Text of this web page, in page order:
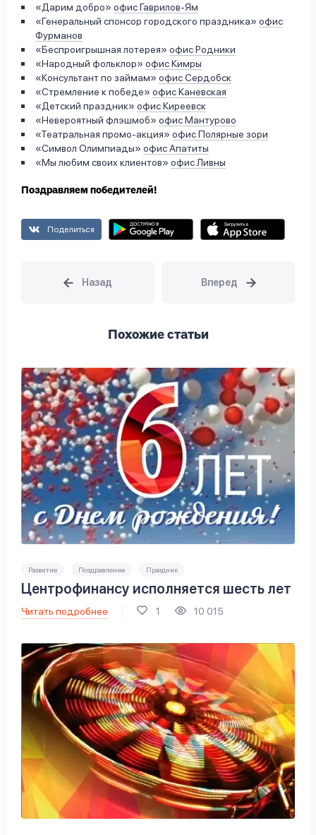
«Дарим добро» офис Гаврилов-Ям
«Генеральный спонсор городского праздника» офис
Фурманов
«Беспроигрышная лотерея» офис Родники
«Народный фольклор» офис Кимры
«Консультант по займам» офис Сердобск
«Стремление к победе» офис Каневская
«Детский праздник» офис Киреевск
«Невероятный флэшмоб» офис Мантурово
«Театральная промо-акция» офис Полярные зори
«Символ Олимпиады» офис Апатиты
«Мы любим своих клиентов» офис Ливны
Поздравляем победителей!
Поделиться
Похожие статьи
Развитие Поздравление Праздник
Центрофинансу исполняется шесть лет
Читать подробнее 1 10 015